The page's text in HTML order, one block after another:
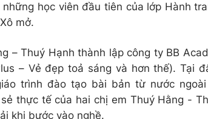
học viên đầu tiên của lớp Hành
mở.
– Thuý Hạnh thành lập công ty BB
– Vẻ đẹp toả sáng và hơn thế). Tại
trình đào tạo bài bản từ nước
thực tế của hai chị em Thuý Hằng -
khi bước vào nghề.